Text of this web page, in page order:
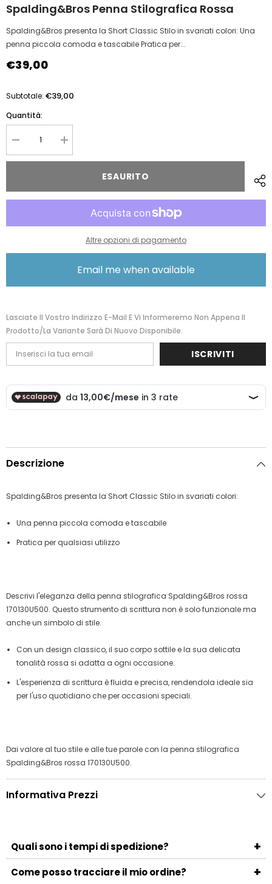
Spalding&Bros Penna Stilografica Rossa
Spalding&Bros presenta la Short Classic Stilo in svariati colori: Una
penna piccola comoda e tascabile Pratica per...
€39,00
Subtotale: €39,00
Quantità:
Diminuire
la
quantità
Penna
Stilografica
Aumentare
la
quantità
Spalding&amp;Bros
Penna
Stilografica
ESAURITO
Altre opzioni di pagamento
Email me when available
Lasciate Il Vostro Indirizzo E-Mail E Vi Informeremo Non Appena Il
Prodotto/la Variante Sarà Di Nuovo Disponibile.
ISCRIVITI
Descrizione
Spalding&Bros presenta la Short Classic Stilo in svariati colori:
Una penna piccola comoda e tascabile
Pratica per qualsiasi utilizzo
Descrivi l'eleganza della penna stilografica Spalding&Bros rossa
170130U500. Questo strumento di scrittura non è solo funzionale ma
anche un simbolo di stile.
Con un design classico, il suo corpo sottile e la sua delicata
tonalità rossa si adatta a ogni occasione.
L'esperienza di scrittura è fluida e precisa, rendendola ideale sia
per l'uso quotidiano che per occasioni speciali.
Dai valore al tuo stile e alle tue parole con la penna stilografica
Spalding&Bros rossa 170130U500.
Informativa Prezzi
Quali sono i tempi di spedizione? +
I tempi di spedizione variano a seconda del metodo
Come posso tracciare il mio ordine? +